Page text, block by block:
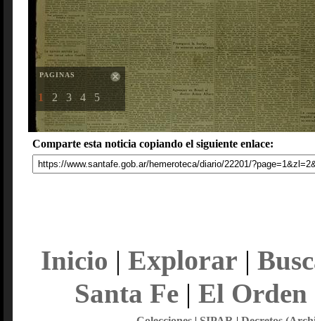
PAGINAS
1 2 3 4 5
Comparte esta noticia copiando el siguiente enlace:
Inicio | Explorar |
Santa Fe| El Orden